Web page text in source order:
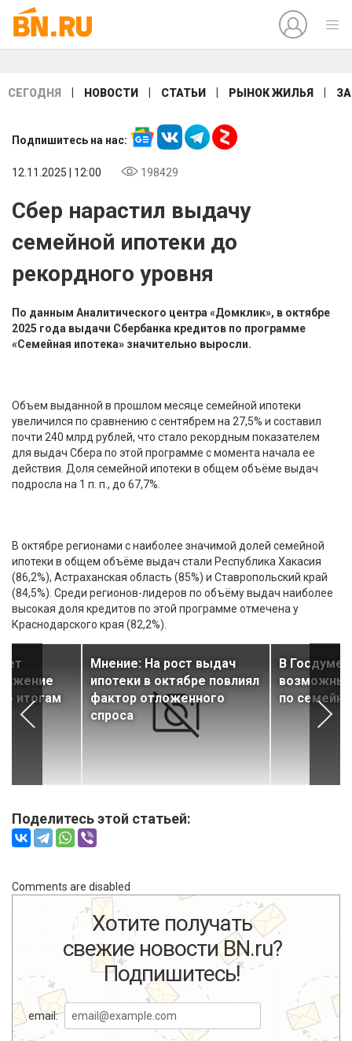
СЕГОДНЯ НОВОСТИ СТАТЬИ РЫНОК ЖИЛЬЯ
Подпишитесь на нас:
12.11.2025 | 12:00 198429
Сбер нарастил выдачу
семейной ипотеки до
рекордного уровня
По данным Аналитического центра «Домклик», в октябре
2025 года выдачи Сбербанка кредитов по программе
«Семейная ипотека» значительно выросли.
Объем выданной в прошлом месяце семейной ипотеки
увеличился по сравнению с сентябрем на 27,5% и составил
почти 240 млрд рублей, что стало рекордным показателем
для выдач Сбера по этой программе с момента начала ее
действия. Доля семейной ипотеки в общем объёме выдач
подросла на 1 п. п., до 67,7%.
В октябре регионами с наиболее значимой долей семейной
ипотеки в общем объёме выдач стали Республика Хакасия
(86,2%), Астраханская область (85%) и Ставропольский край
(84,5%). Среди регионов-лидеров по объёму выдач наиболее
высокая доля кредитов по этой программе отмечена у
Краснодарского края (82,2%).
итогам
Мнение: На рост выдач
ипотеки в октябре повлиял
фактор отложенного
спроса
В Госдуме
возможных
по
Поделитесь этой статьей:
Comments are disabled
Хотите получать
свежие новости BN.ru?
Подпишитесь!
email: